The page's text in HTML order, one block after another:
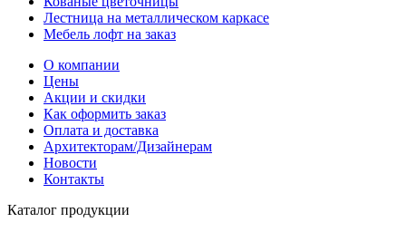
Лестница на металлическом каркасе
Мебель лофт на заказ
О компании
Цены
Акции и скидки
Как оформить заказ
Оплата и доставка
Архитекторам/Дизайнерам
Новости
Контакты
Каталог продукции